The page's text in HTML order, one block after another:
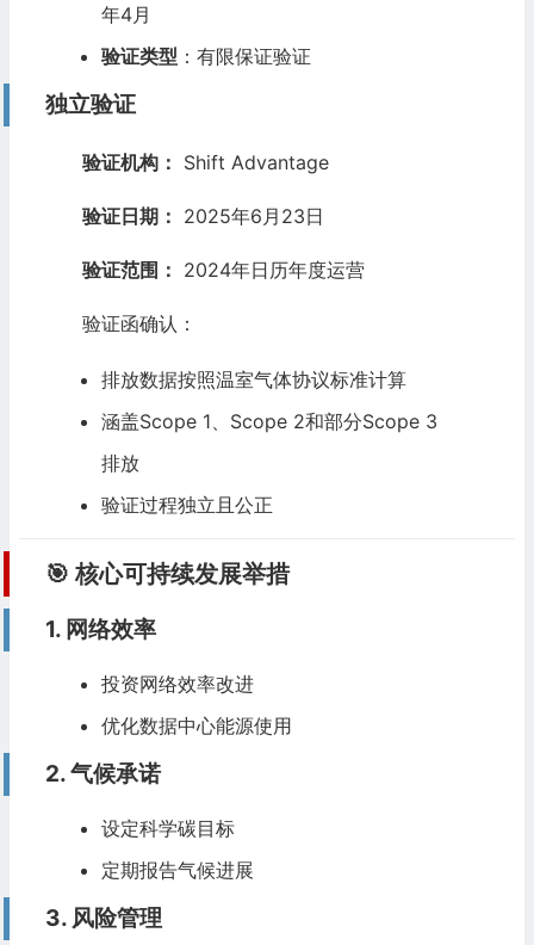
年4月
验证类型 ：有限保证验证
独立验证
验证机构： Shift Advantage
验证日期： 2025年6月23日
验证范围： 2024年日历年度运营
验证函确认：
排放数据按照温室气体协议标准计算
涵盖Scope 1、Scope 2和部分Scope 3
排放
验证过程独立且公正
🎯 核心可持续发展举措
1. 网络效率
投资网络效率改进
优化数据中心能源使用
2. 气候承诺
设定科学碳目标
定期报告气候进展
3. 风险管理